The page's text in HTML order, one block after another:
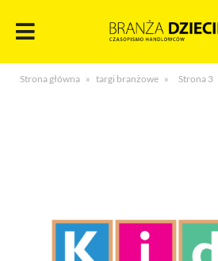
treści
Branża
dziecięca
Strona główna » targi branżowe » Strona 3